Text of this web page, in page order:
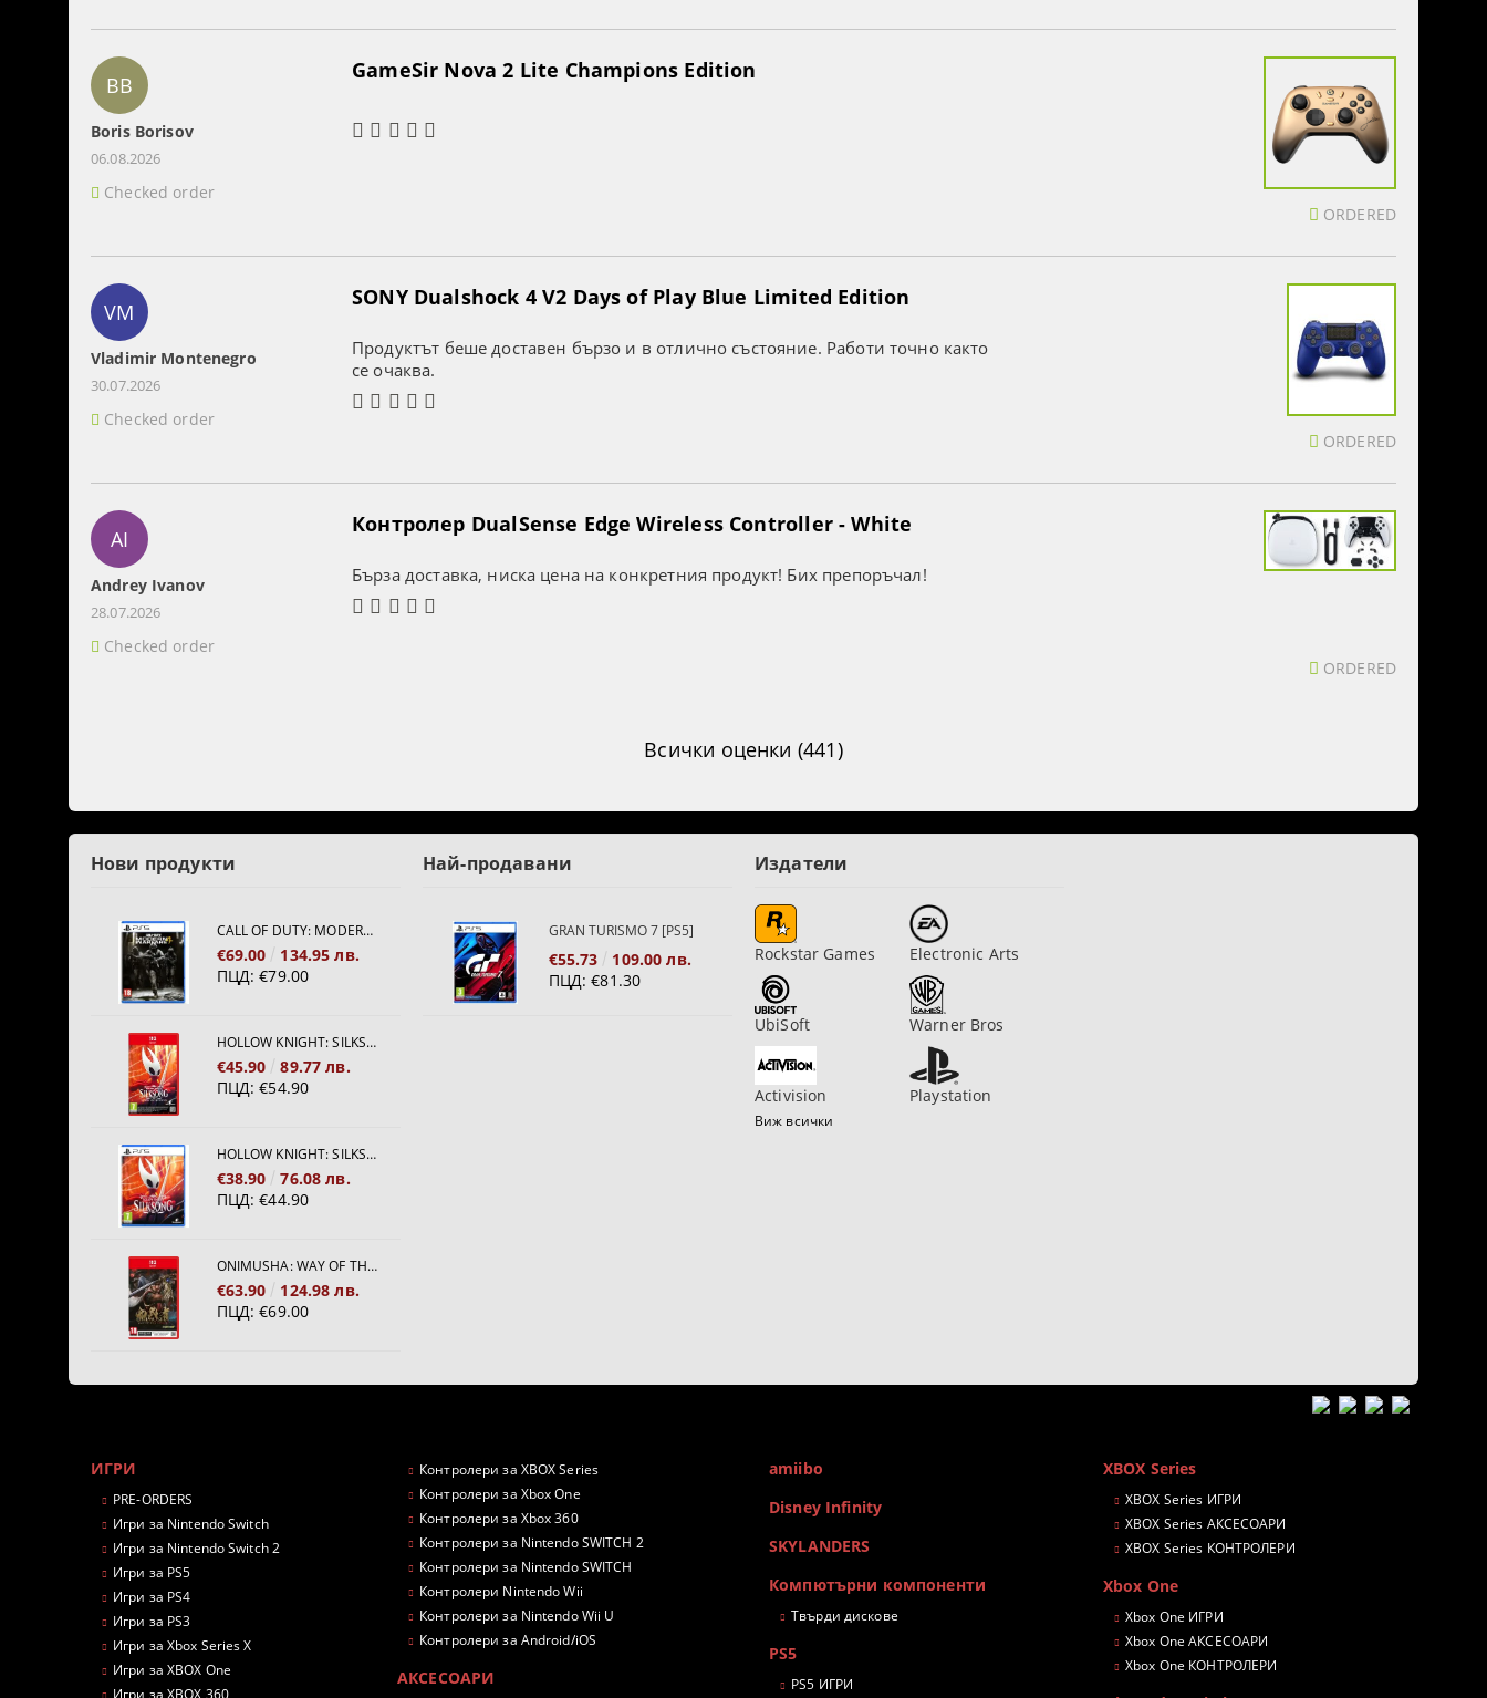
BB
Boris Borisov
06.08.2026
Checked order
GameSir Nova 2 Lite Champions Edition
ORDERED
VM
Vladimir Montenegro
30.07.2026
Checked order
SONY Dualshock 4 V2 Days of Play Blue Limited Edition
Продуктът беше доставен бързо и в отлично състояние. Работи точно както
се очаква.
ORDERED
AI
Andrey Ivanov
28.07.2026
Checked order
Контролер DualSense Edge Wireless Controller - White
Бърза доставка, ниска цена на конкретния продукт! Бих препоръчал!
ORDERED
Всички оценки (441)
Нови продукти
CALL OF DUTY: MODERN WARFARE 4[PS5]
€69.00
134.95 лв.
ПЦД: €79.00
HOLLOW KNIGHT: SILKSONG [NINTENDO SWITCH 2]
€45.90
89.77 лв.
ПЦД: €54.90
HOLLOW KNIGHT: SILKSONG [PS5]
€38.90
76.08 лв.
ПЦД: €44.90
ONIMUSHA: WAY OF THE SWORD [NINTENDO SWITCH 2]
€63.90
124.98 лв.
ПЦД: €69.00
Най-продавани
GRAN TURISMO 7 [PS5]
€55.73
109.00 лв.
ПЦД: €81.30
Издатели
Rockstar Games Electronic Arts
UbiSoft Warner Bros
Activision Playstation
Виж всички
ИГРИ
PRE-ORDERS
Игри за Nintendo Switch
Игри за Nintendo Switch 2
Игри за PS5
Игри за PS4
Игри за PS3
Игри за Xbox Series X
Игри за XBOX One
Контролери за XBOX Series
Контролери за Xbox One
Контролери за Xbox 360
Контролери за Nintendo SWITCH 2
Контролери за Nintendo SWITCH
Контролери Nintendo Wii
Контролери за Nintendo Wii U
Контролери за Android/iOS
АКСЕСОАРИ
amiibo
Disney Infinity
SKYLANDERS
Компютърни компоненти
Твърди дискове
PS5
PS5 ИГРИ
XBOX Series
XBOX Series ИГРИ
XBOX Series АКСЕСОАРИ
XBOX Series КОНТРОЛЕРИ
Xbox One
Xbox One ИГРИ
Xbox One АКСЕСОАРИ
Xbox One КОНТРОЛЕРИ